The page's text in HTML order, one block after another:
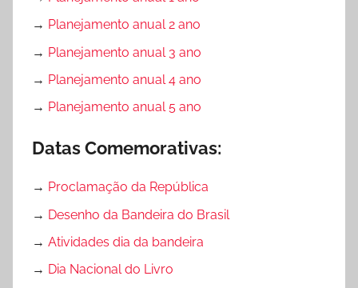
→ Planejamento anual 2 ano
→ Planejamento anual 3 ano
→ Planejamento anual 4 ano
→ Planejamento anual 5 ano
Datas Comemorativas:
→ Proclamação da República
→ Desenho da Bandeira do Brasil
→ Atividades dia da bandeira
→ Dia Nacional do Livro